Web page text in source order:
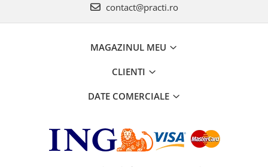
contact@practi.ro
MAGAZINUL MEU
CLIENTI
DATE COMERCIALE